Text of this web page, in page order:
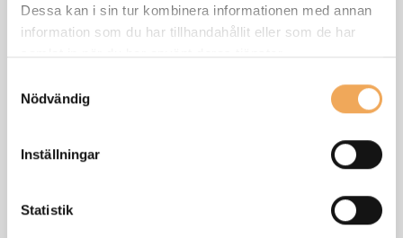
Dessa kan i sin tur kombinera informationen med annan
information som du har tillhandahållit eller som de har
samlat in när du har använt deras tjänster.
Nödvändig
Inställningar
Statistik
Nybyggnad av skola och förskola i
Projektnamn: Pär Lagerqvists skola Byggkostnad: 310 mkr
Ritningsprint...